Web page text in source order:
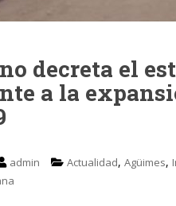
decreta el
a la
admin Actualidad, Agüimes,